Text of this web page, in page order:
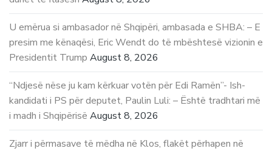
U emërua si ambasador në Shqipëri, ambasada e SHBA: – E
presim me kënaqësi, Eric Wendt do të mbështesë vizionin e
Presidentit Trump August 8, 2026
“Ndjesë nëse ju kam kërkuar votën për Edi Ramën”- Ish-
kandidati i PS për deputet, Paulin Luli: – Është tradhtari më
i madh i Shqipërisë August 8, 2026
Zjarr i përmasave të mëdha në Klos, flakët përhapen në